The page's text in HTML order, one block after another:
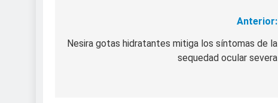
de
Anterior:
Nesira gotas hidratantes mitiga los síntomas de la
sequedad ocular severa